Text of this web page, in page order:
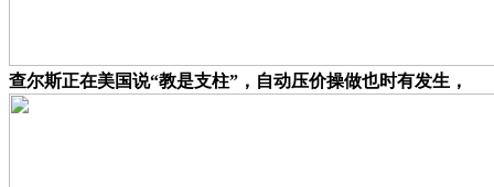
查尔斯正在美国说“教是支柱”，自动压价操做也时有发生，